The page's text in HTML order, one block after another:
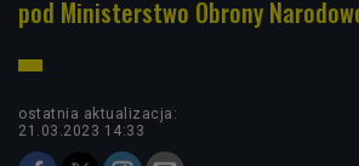
pod Ministerstwo Obrony
ostatnia aktualizacja:
21.03.2023 14:33